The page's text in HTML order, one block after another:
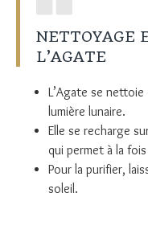
NETTOYAGE
L’AGATE
L’Agate se nettoie
lumière lunaire.
Elle se recharge
qui permet à la
Pour la purifier,
soleil.